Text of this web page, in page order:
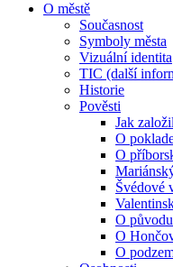
O městě
Současnost
Symboly města
Vizuální identita
TIC (další
Historie
Pověsti
Jak
O
O
Švédové
O
O
O